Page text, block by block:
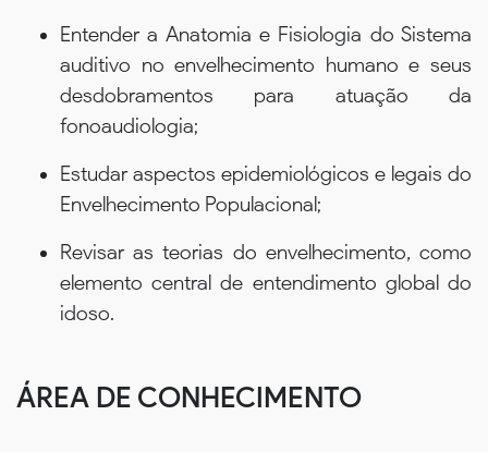
Entender a Anatomia e Fisiologia do Sistema
auditivo no envelhecimento humano e seus
desdobramentos para atuação da
fonoaudiologia;
Estudar aspectos epidemiológicos e legais do
Envelhecimento Populacional;
Revisar as teorias do envelhecimento, como
elemento central de entendimento global do
idoso.
ÁREA DE CONHECIMENTO